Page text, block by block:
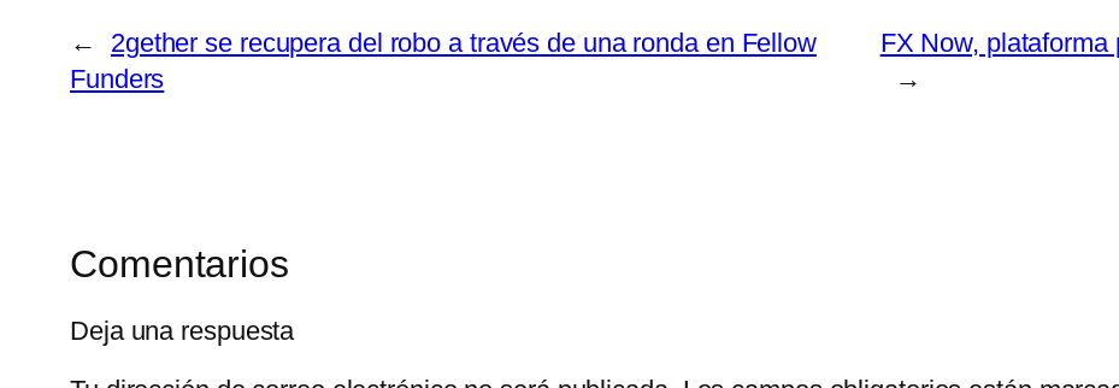
←
2gether se recupera del robo a través de una ronda en Fellow
Funders
FX Now,
→
Comentarios
Deja una respuesta